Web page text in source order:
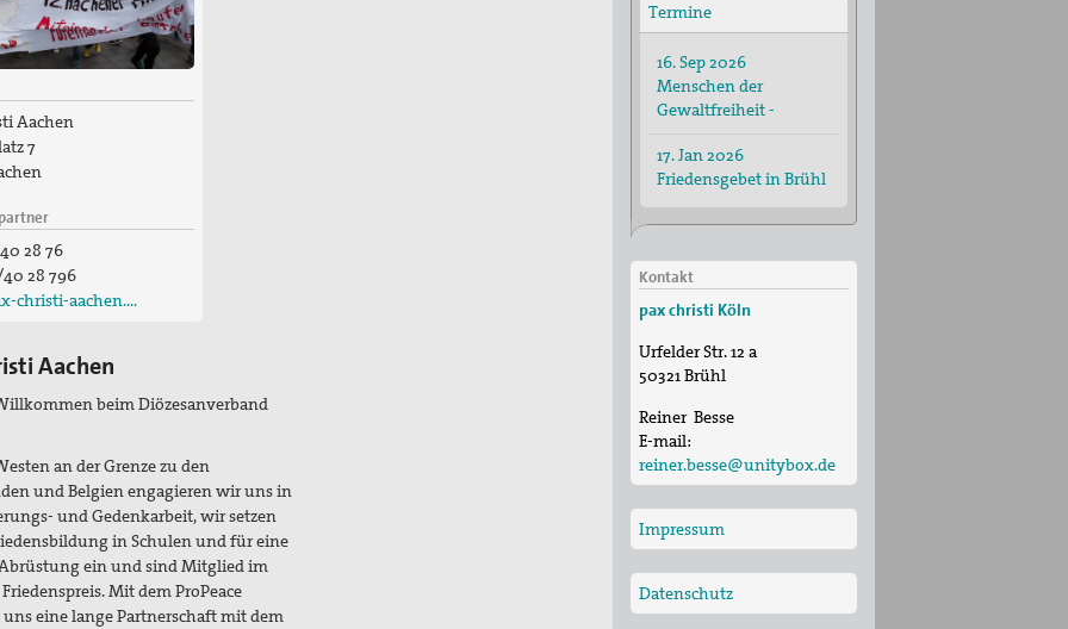
Aachen
7
28 76
28 796
christi-aachen.…
Aachen
beim Diözesanverband
an der Grenze zu den
und Belgien engagieren wir uns in
und Gedenkarbeit, wir setzen
in Schulen und für eine
ein und sind Mitglied im
Mit dem ProPeace
eine lange Partnerschaft mit dem
Termine
16. Sep 2026
Menschen der
Gewaltfreiheit -
17. Jan 2026
Friedensgebet in Brühl
Kontakt
pax christi Köln
Urfelder Str. 12 a
50321Brühl
Reiner Besse
E-mail:
reiner.besse@unitybox.de
Impressum
Datenschutz